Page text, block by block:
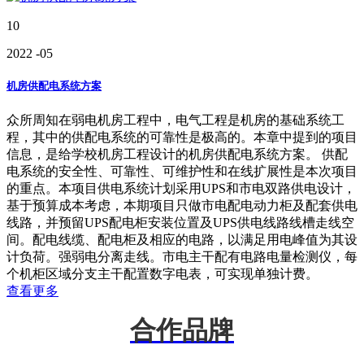
10
2022 -05
机房供配电系统方案
众所周知在弱电机房工程中，电气工程是机房的基础系统工
程，其中的供配电系统的可靠性是极高的。本章中提到的项目
信息，是给学校机房工程设计的机房供配电系统方案。 供配
电系统的安全性、可靠性、可维护性和在线扩展性是本次项目
的重点。本项目供电系统计划采用UPS和市电双路供电设计，
基于预算成本考虑，本期项目只做市电配电动力柜及配套供电
线路，并预留UPS配电柜安装位置及UPS供电线路线槽走线空
间。配电线缆、配电柜及相应的电路，以满足用电峰值为其设
计负荷。强弱电分离走线。市电主干配有电路电量检测仪，每
个机柜区域分支主干配置数字电表，可实现单独计费。
查看更多
合作品牌